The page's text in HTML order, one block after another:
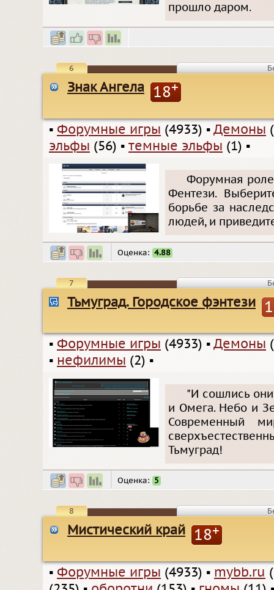
прошло даром.
6
Знак Ангела 18+
▪ Форумные игры (4933) ▪ Демоны
эльфы (56) ▪ темные эльфы (1) ▪
Форумная
Фентези.
борьбе за
людей, и
Оценка: 4.88
7
Тьмуград. Городское фэнтези
▪ Форумные игры (4933) ▪ Демоны
▪ нефилимы (2) ▪
"И сошлись
и Омега. Небо и
Современный
Тьмуград!
Оценка: 5
8
Мистический край 18+
▪ Форумные игры (4933) ▪ mybb.ru